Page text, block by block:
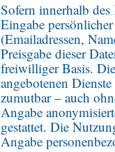
Sofern innerhalb
Eingabe
(Emailadressen,
Preisgabe dieser
freiwilliger Basis.
angebotenen
zumutbar – auch
Angabe
gestattet. Die
Angabe